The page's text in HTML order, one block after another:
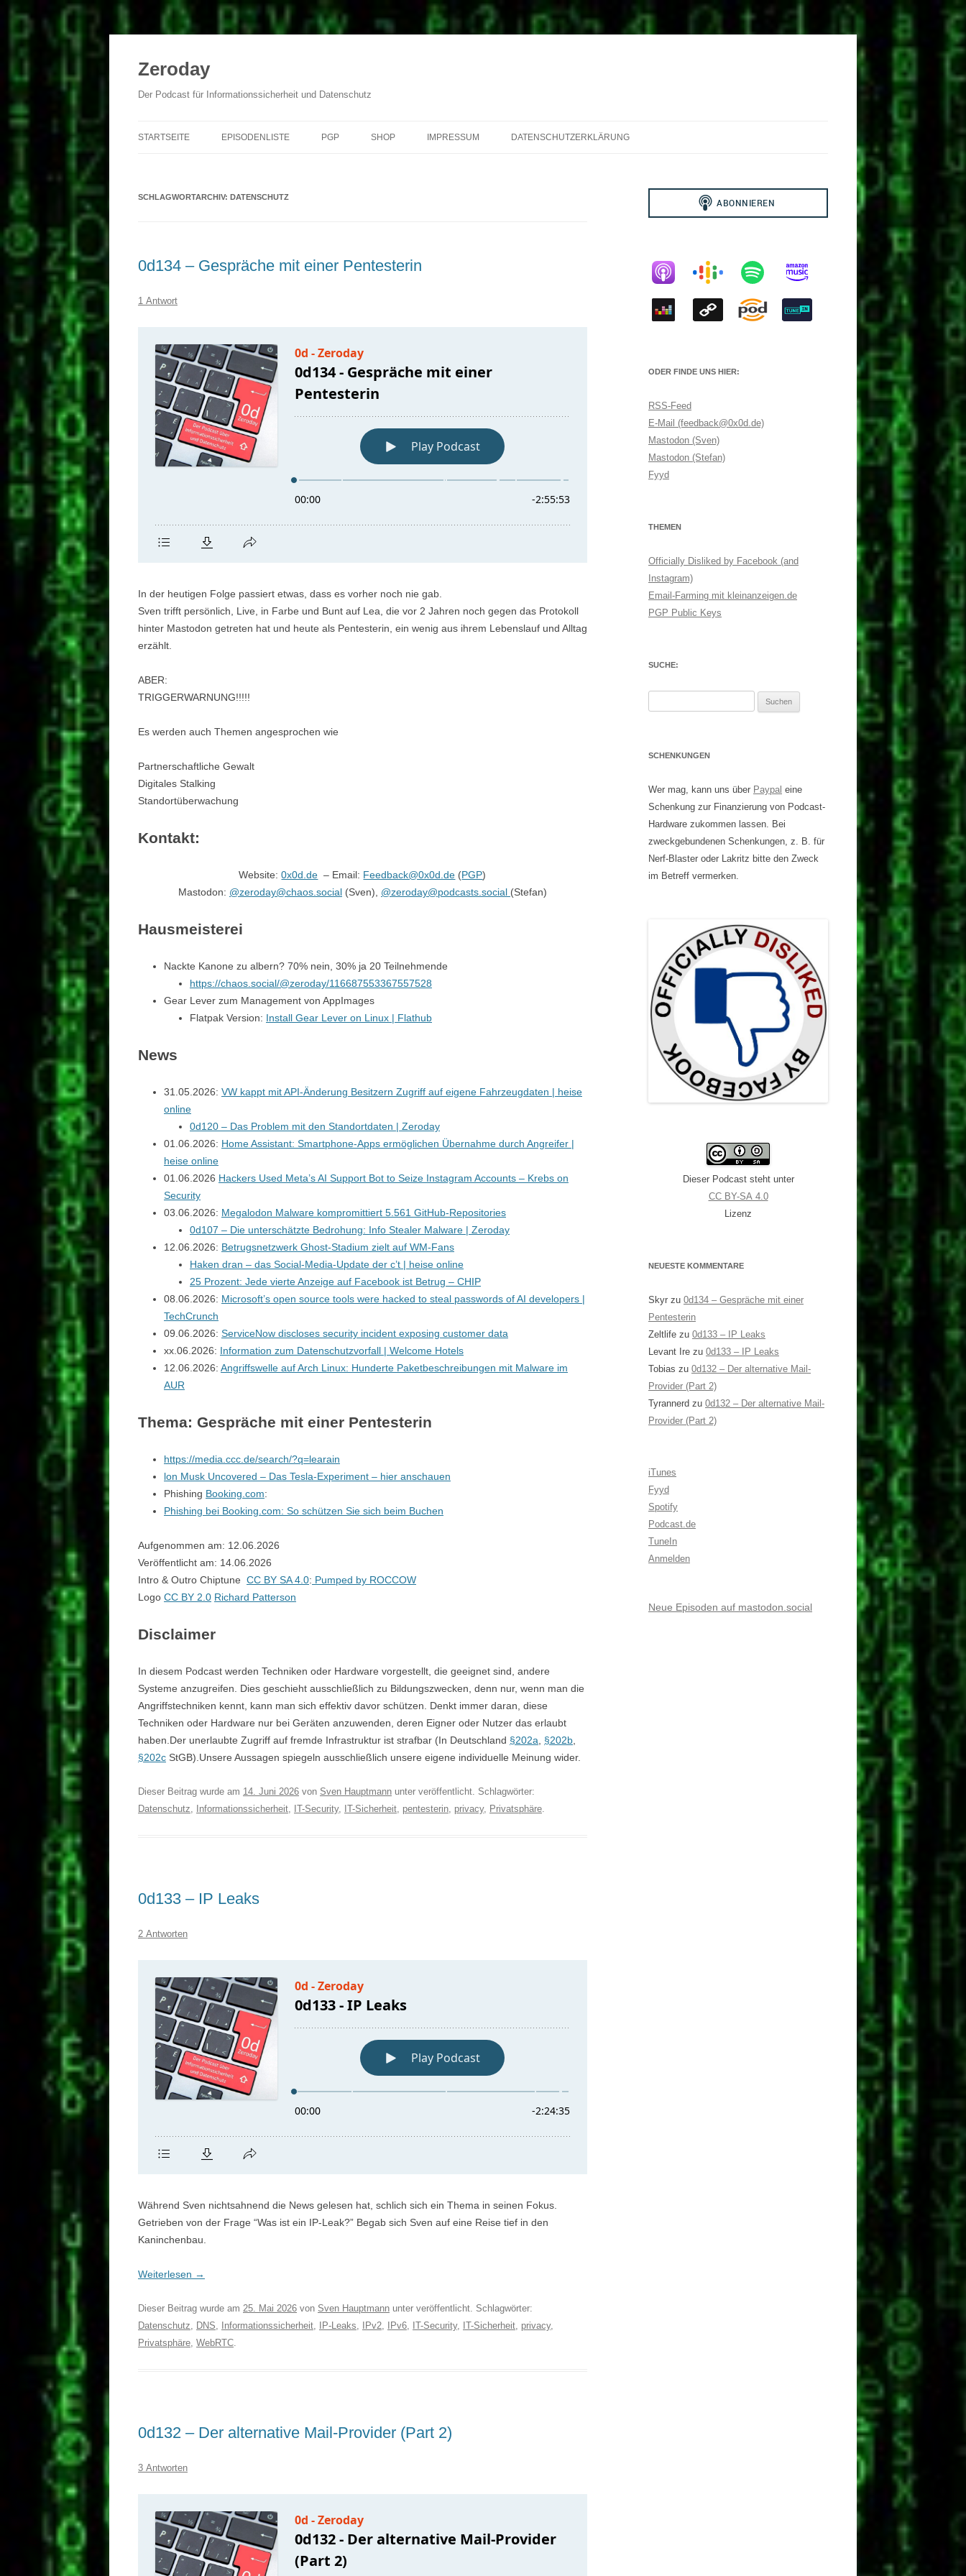
Zeroday
Der Podcast für Informationssicherheit und Datenschutz
STARTSEITE EPISODENLISTE PGP SHOP IMPRESSUM DATENSCHUTZERKLÄRUNG
SCHLAGWORTARCHIV: DATENSCHUTZ
0d134 – Gespräche mit einer Pentesterin
1 Antwort
In der heutigen Folge passiert etwas, dass es vorher noch nie gab.
Sven trifft persönlich, Live, in Farbe und Bunt auf Lea, die vor 2 Jahren noch gegen das Protokoll
hinter Mastodon getreten hat und heute als Pentesterin, ein wenig aus ihrem Lebenslauf und Alltag
erzählt.
ABER:
TRIGGERWARNUNG!!!!!
Es werden auch Themen angesprochen wie
Partnerschaftliche Gewalt
Digitales Stalking
Standortüberwachung
Kontakt:
Website:0x0d.de – Email: Feedback@0x0d.de (PGP)
Mastodon: @zeroday@chaos.social(Sven), @zeroday@podcasts.social (Stefan)
Hausmeisterei
Nackte Kanone zu albern? 70% nein, 30% ja 20 Teilnehmende
https://chaos.social/@zeroday/116687553367557528
Gear Lever zum Management von AppImages
Flatpak Version: Install Gear Lever on Linux | Flathub
News
31.05.2026: VW kappt mit API-Änderung Besitzern Zugriff auf eigene Fahrzeugdaten | heise
online
0d120 – Das Problem mit den Standortdaten | Zeroday
01.06.2026: Home Assistant: Smartphone-Apps ermöglichen Übernahme durch Angreifer |
heise online
01.06.2026 Hackers Used Meta’s AI Support Bot to Seize Instagram Accounts – Krebs on
Security
03.06.2026: Megalodon Malware kompromittiert 5.561 GitHub-Repositories
0d107 – Die unterschätzte Bedrohung: Info Stealer Malware | Zeroday
12.06.2026: Betrugsnetzwerk Ghost-Stadium zielt auf WM-Fans
Haken dran – das Social-Media-Update der c’t | heise online
25 Prozent: Jede vierte Anzeige auf Facebook ist Betrug – CHIP
08.06.2026: Microsoft’s open source tools were hacked to steal passwords of AI developers |
TechCrunch
09.06.2026: ServiceNow discloses security incident exposing customer data
xx.06.2026: Information zum Datenschutzvorfall | Welcome Hotels
12.06.2026: Angriffswelle auf Arch Linux: Hunderte Paketbeschreibungen mit Malware im
AUR
Thema: Gespräche mit einer Pentesterin
https://media.ccc.de/search/?q=learain
lon Musk Uncovered – Das Tesla-Experiment – hier anschauen
Phishing Booking.com:
Phishing bei Booking.com: So schützen Sie sich beim Buchen
Aufgenommen am: 12.06.2026
Veröffentlicht am: 14.06.2026
Intro & Outro Chiptune CC BY SA 4.0: Pumped by ROCCOW
Logo CC BY 2.0 Richard Patterson
Disclaimer
In diesem Podcast werden Techniken oder Hardware vorgestellt, die geeignet sind, andere
Systeme anzugreifen. Dies geschieht ausschließlich zu Bildungszwecken, denn nur, wenn man die
Angriffstechniken kennt, kann man sich effektiv davor schützen. Denkt immer daran, diese
Techniken oder Hardware nur bei Geräten anzuwenden, deren Eigner oder Nutzer das erlaubt
haben.Der unerlaubte Zugriff auf fremde Infrastruktur ist strafbar (In Deutschland §202a §202b
§202c StGB).Unsere Aussagen spiegeln ausschließlich unsere eigene individuelle Meinung wider.
Dieser Beitrag wurde am 14. Juni 2026 von Sven Hauptmann unter veröffentlicht. Schlagwörter:
Datenschutz, Informationssicherheit, IT-Security, IT-Sicherheit, pentesterin, privacy, Privatsphäre.
0d133 – IP Leaks
2 Antworten
Während Sven nichtsahnend die News gelesen hat, schlich sich ein Thema in seinen Fokus.
Getrieben von der Frage “Was ist ein IP-Leak?” Begab sich Sven auf eine Reise tief in den
Kaninchenbau.
Weiterlesen →
Dieser Beitrag wurde am 25. Mai 2026 von Sven Hauptmann unter veröffentlicht. Schlagwörter:
Datenschutz, DNS, Informationssicherheit, IP-Leaks, IPv2, IPv6, IT-Security, IT-Sicherheit, privacy,
Privatsphäre, WebRTC.
0d132 – Der alternative Mail-Provider (Part 2)
3 Antworten
ODER FINDE UNS HIER:
RSS-Feed
E-Mail (feedback@0x0d.de)
Mastodon (Sven)
Mastodon (Stefan)
Fyyd
THEMEN
Officially Disliked by Facebook (and
Instagram)
Email-Farming mit kleinanzeigen.de
PGP Public Keys
SUCHE:
SCHENKUNGEN
Wer mag, kann uns über Paypal eine
Schenkung zur Finanzierung von Podcast-
Hardware zukommen lassen. Bei
zweckgebundenen Schenkungen, z. B. für
Nerf-Blaster oder Lakritz bitte den Zweck
im Betreff vermerken.
Dieser Podcast steht unter
CC BY-SA 4.0
Lizenz
NEUESTE KOMMENTARE
Skyr zu 0d134 – Gespräche mit einer
Pentesterin
Zeltlife zu 0d133 – IP Leaks
Levant Ire zu 0d133 – IP Leaks
Tobias zu 0d132 – Der alternative Mail-
Provider (Part 2)
Tyrannerd zu 0d132 – Der alternative Mail-
Provider (Part 2)
iTunes
Fyyd
Spotify
Podcast.de
TuneIn
Anmelden
Neue Episoden auf mastodon.social